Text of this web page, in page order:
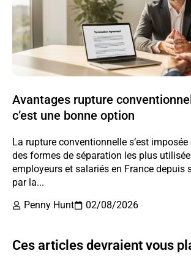
Avantages rupture
c’est une bonne option
La rupture conventionnelle s’est imposée
des formes de séparation les plus
employeurs et salariés en France depuis
par la...
Penny Hunt
02/08/2026
Ces articles devraient vous